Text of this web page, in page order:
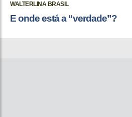
WALTERLINA BRASIL
E onde está a “verdade”?